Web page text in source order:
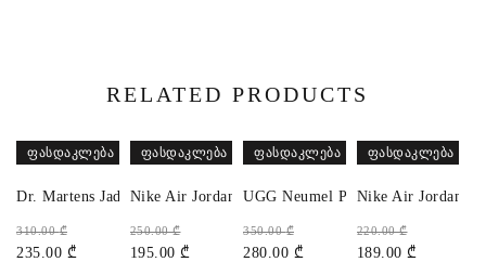
RELATED PRODUCTS
ᲤᲐᲡᲓᲐᲙᲚᲔᲑᲐ
Dr. Martens Jadon
310.00₾
235.00 ₾
ᲤᲐᲡᲓᲐᲙᲚᲔᲑᲐ
Nike Air Jordan 1 High Phantom
250.00₾
195.00 ₾
ᲤᲐᲡᲓᲐᲙᲚᲔᲑᲐ
UGG Neumel Platform
350.00₾
280.00 ₾
ᲤᲐᲡᲓᲐᲙᲚᲔᲑᲐ
Nike Air Jordan 1
220.00₾
189.00 ₾